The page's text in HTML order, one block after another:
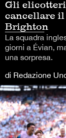
Gli
cancellare
Brighton
La squadra
giorni a Évian,
una sorpresa.
di Redazione